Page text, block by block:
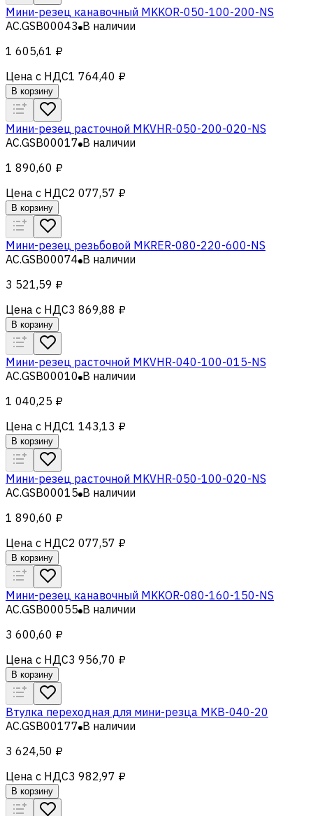
Мини-резец канавочный MKKOR-050-100-200-NS
AC.GSB00043 В наличии
1 605,61 ₽
Цена с НДС1 764,40 ₽
В корзину
Мини-резец расточной MKVHR-050-200-020-NS
AC.GSB00017 В наличии
1 890,60 ₽
Цена с НДС2 077,57 ₽
В корзину
Мини-резец резьбовой MKRER-080-220-600-NS
AC.GSB00074 В наличии
3 521,59 ₽
Цена с НДС3 869,88 ₽
В корзину
Мини-резец расточной MKVHR-040-100-015-NS
AC.GSB00010 В наличии
1 040,25 ₽
Цена с НДС1 143,13 ₽
В корзину
Мини-резец расточной MKVHR-050-100-020-NS
AC.GSB00015 В наличии
1 890,60 ₽
Цена с НДС2 077,57 ₽
В корзину
Мини-резец канавочный MKKOR-080-160-150-NS
AC.GSB00055 В наличии
3 600,60 ₽
Цена с НДС3 956,70 ₽
В корзину
Втулка переходная для мини-резца MKB-040-20
AC.GSB00177 В наличии
3 624,50 ₽
Цена с НДС3 982,97 ₽
В корзину